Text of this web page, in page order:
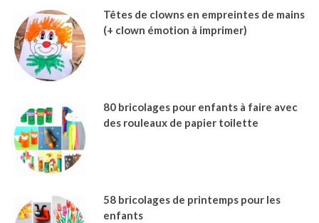
Têtes de clowns en empreintes de mains
(+ clown émotion à imprimer)
80 bricolages pour enfants à faire avec
des rouleaux de papier toilette
58 bricolages de printemps pour les
enfants